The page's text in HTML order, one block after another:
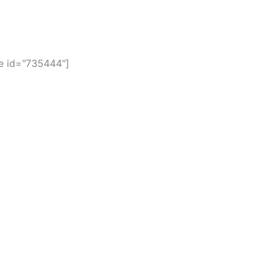
id="735444"]